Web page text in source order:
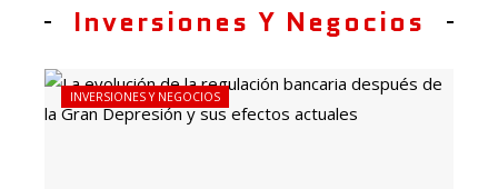
Inversiones Y Negocios
INVERSIONES Y NEGOCIOS